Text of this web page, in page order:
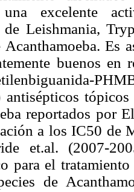
una excelente
de Leishmania,
Acanthamoeba. Es
buenos
reportados por
a los IC50 de
et.al. (2007-
para el tratamiento
de